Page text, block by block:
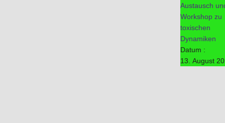
Austausch
Workshop zu
toxischen
Dynamiken
Datum :
13. August